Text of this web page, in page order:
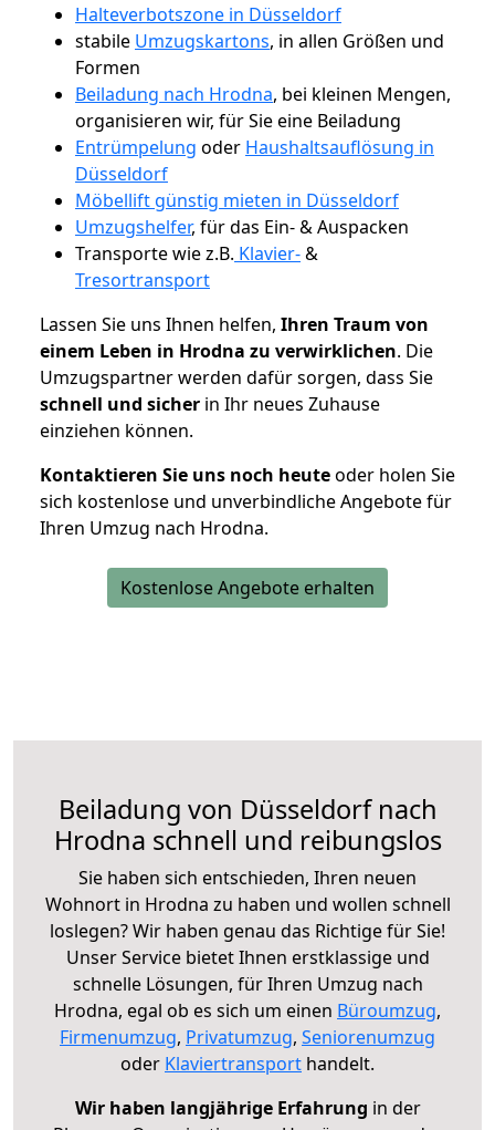
Halteverbotszone in Düsseldorf
stabile Umzugskartons, in allen Größen und
Formen
Beiladung nach Hrodna, bei kleinen Mengen,
organisieren wir, für Sie eine Beiladung
Entrümpelung oder Haushaltsauflösung in
Düsseldorf
Möbellift günstig mieten in Düsseldorf
Umzugshelfer, für das Ein- & Auspacken
Transporte wie z.B. Klavier-&
Tresortransport
Lassen Sie uns Ihnen helfen, Ihren Traum von
einem Leben in Hrodna zu verwirklichen. Die
Umzugspartner werden dafür sorgen, dass Sie
schnell und sicher in Ihr neues Zuhause
einziehen können.
Kontaktieren Sie uns noch heuteoder holen Sie
sich kostenlose und unverbindliche Angebote für
Ihren Umzug nach Hrodna.
Kostenlose Angebote erhalten
Beiladung von Düsseldorf nach
Hrodna schnell und reibungslos
Sie haben sich entschieden, Ihren neuen
Wohnort in Hrodna zu haben und wollen schnell
loslegen? Wir haben genau das Richtige für Sie!
Unser Service bietet Ihnen erstklassige und
schnelle Lösungen, für Ihren Umzug nach
Hrodna, egal ob es sich um einen Büroumzug,
Firmenumzug, Privatumzug, Seniorenumzug
oder Klaviertransport handelt.
Wir haben langjährige Erfahrung in der